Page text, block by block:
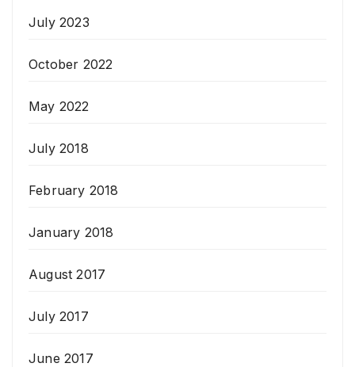
July 2023
October 2022
May 2022
July 2018
February 2018
January 2018
August 2017
July 2017
June 2017